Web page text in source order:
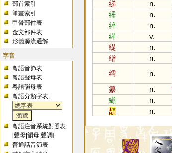
部首索引
筆畫索引
甲骨部件表
金文部件表
形義源流通解
字音
粵語音節表
粵語聲母表
粵語韻母表
粵語分類字表:
粵語注音系統對照表
[聲母 |韻母 |聲調]
普通話音節表
綈
n.
綞
n.
綷
n.
緙
v.
緹
n.
繒
n.
繻
n.
纂
n.
纈
n.
頡
n.